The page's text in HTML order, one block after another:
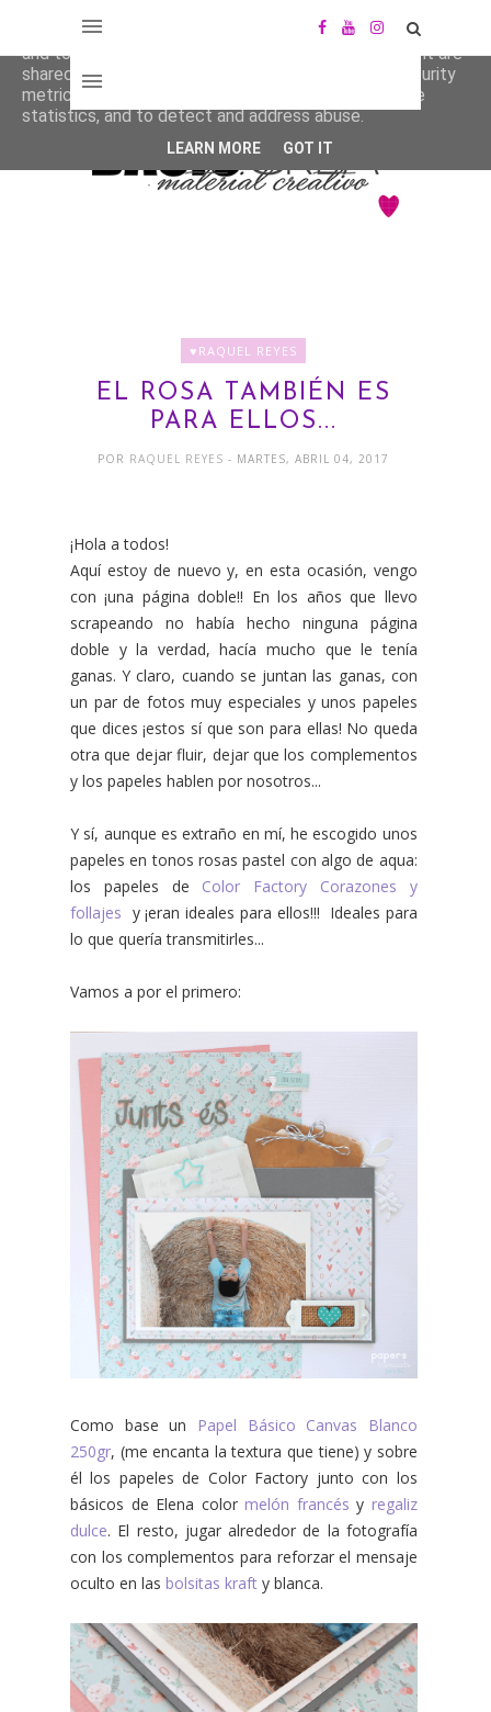
♥RAQUEL REYES
EL ROSA TAMBIÉN ES
PARA ELLOS...
POR RAQUEL REYES- MARTES, ABRIL 04, 2017
¡Hola a todos!
Aquí estoy de nuevo y, en esta ocasión, vengo
con ¡una página doble!! En los años que llevo
scrapeando no había hecho ninguna página
doble y la verdad, hacía mucho que le tenía
ganas. Y claro, cuando se juntan las ganas, con
un par de fotos muy especiales y unos papeles
que dices ¡estos sí que son para ellas! No queda
otra que dejar fluir, dejar que los complementos
y los papeles hablen por nosotros...
Y sí, aunque es extraño en mí, he escogido unos
papeles en tonos rosas pastel con algo de aqua:
los papeles de Color Factory Corazones y
follajes y ¡eran ideales para ellos!!! Ideales para
lo que quería transmitirles...
Vamos a por el primero:
Como base un
Papel Básico Canvas Blanco
250gr, (me encanta la textura que tiene) y sobre
él los papeles de Color Factory junto con los
básicos de Elena color melón francés y regaliz
dulce. El resto, jugar alrededor de la fotografía
con los complementos para reforzar el mensaje
oculto en las bolsitas kraft y blanca.
This site uses cookies from Google to deliver its services
and to analyze traffic. Your IP address and user-agent are
shared with Google along with performance and security
metrics to ensure quality of service, generate usage
statistics, and to detect and address abuse.
LEARN MORE GOT IT